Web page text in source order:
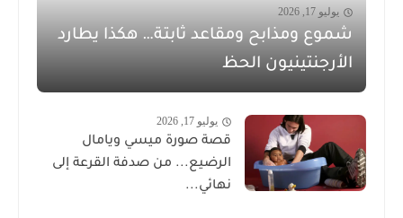
يوليو 17, 2026
شموع ومذابح ومقاعد ثابتة… هكذا يطارد
الأرجنتينيون الحظ
يوليو 17, 2026
قصة صورة ميسي ويامال
الرضيع... من صدفة القرعة إلى
نهائي...